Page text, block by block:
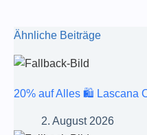
Ähnliche Beiträge
20% auf Alles 🛍️ Lascana
2. August 2026